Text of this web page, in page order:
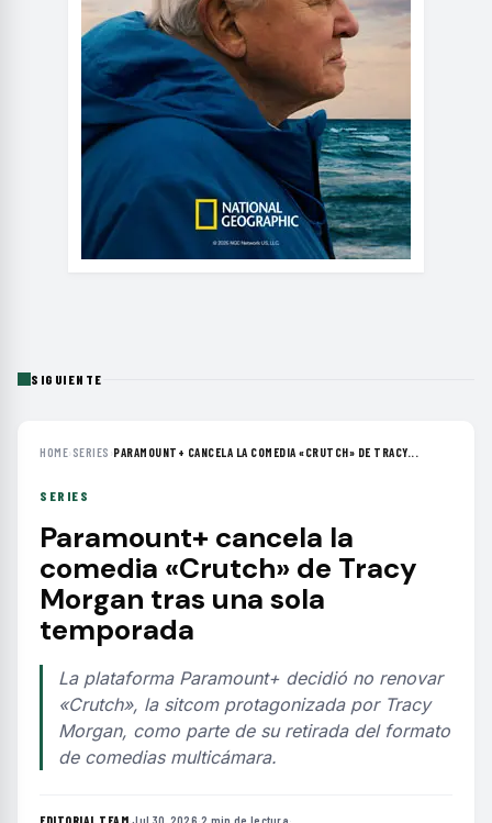
SIGUIENTE
HOME› SERIES ›PARAMOUNT+ CANCELA LA COMEDIA «CRUTCH» DE TRACY...
SERIES
Paramount+ cancela la
comedia «Crutch» de Tracy
Morgan tras una sola
temporada
La plataforma Paramount+ decidió no renovar
«Crutch», la sitcom protagonizada por Tracy
Morgan, como parte de su retirada del formato
de comedias multicámara.